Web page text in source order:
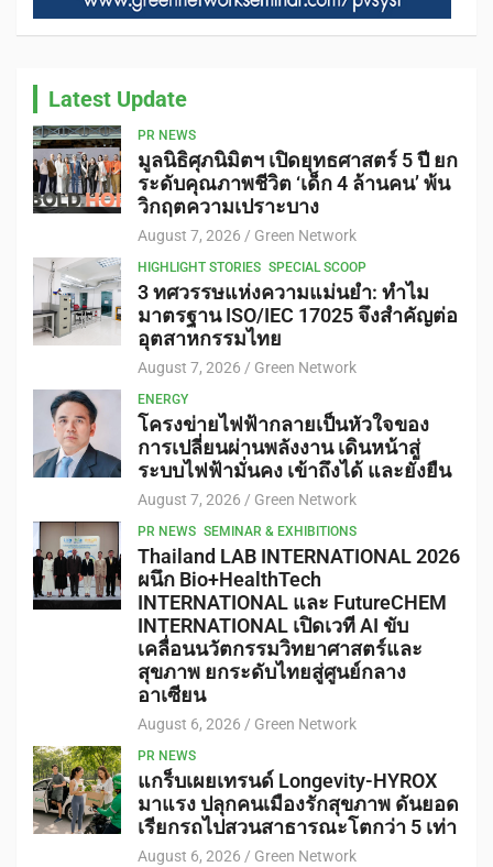
Latest Update
PR NEWS
มูลนิธิศุภนิมิตฯ เปิดยุทธศาสตร์ 5 ปี ยก
ระดับคุณภาพชีวิต ‘เด็ก 4 ล้านคน’ พ้น
วิกฤตความเปราะบาง
August 7, 2026 Green Network
HIGHLIGHT STORIES SPECIAL SCOOP
3 ทศวรรษแห่งความแม่นยำ: ทำไม
มาตรฐาน ISO/IEC 17025 จึงสำคัญต่อ
อุตสาหกรรมไทย
August 7, 2026 Green Network
ENERGY
โครงข่ายไฟฟ้ากลายเป็นหัวใจของ
การเปลี่ยนผ่านพลังงาน เดินหน้าสู่
ระบบไฟฟ้ามั่นคง เข้าถึงได้ และยั่งยืน
August 7, 2026 Green Network
PR NEWS SEMINAR & EXHIBITIONS
Thailand LAB INTERNATIONAL 2026
ผนึก Bio+HealthTech
INTERNATIONAL และ FutureCHEM
INTERNATIONAL เปิดเวที AI ขับ
เคลื่อนนวัตกรรมวิทยาศาสตร์และ
สุขภาพ ยกระดับไทยสู่ศูนย์กลาง
อาเซียน
August 6, 2026 Green Network
PR NEWS
แกร็บเผยเทรนด์ Longevity-HYROX
มาแรง ปลุกคนเมืองรักสุขภาพ ดันยอด
เรียกรถไปสวนสาธารณะโตกว่า 5 เท่า
August 6, 2026 Green Network